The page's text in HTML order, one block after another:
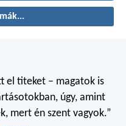
el titeket – magatok is
úgy, amint
mert én szent vagyok.”